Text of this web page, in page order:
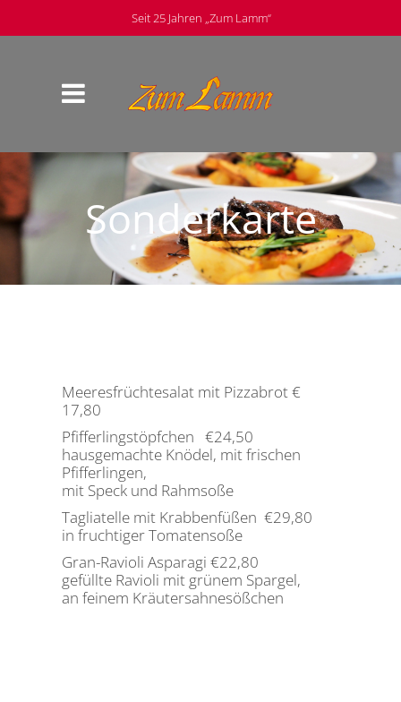
Seit 25 Jahren „Zum Lamm“
Sonderkarte
Meeresfrüchtesalat mit Pizzabrot €
17,80
Pfifferlingstöpfchen €24,50
hausgemachte Knödel, mit frischen
Pfifferlingen,
mit Speck und Rahmsoße
Tagliatelle mit Krabbenfüßen €29,80
in fruchtiger Tomatensoße
Gran-Ravioli Asparagi €22,80
gefüllte Ravioli mit grünem Spargel,
an feinem Kräutersahnesößchen